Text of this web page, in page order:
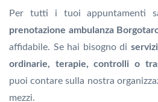
Per tutti i tuoi appuntamenti
prenotazione ambulanza
affidabile. Se hai bisogno di
ordinarie, terapie, controlli o
puoi contare sulla nostra
mezzi.